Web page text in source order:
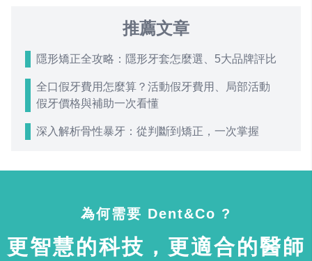
推薦文章
隱形矯正全攻略：隱形牙套怎麼選、5大品牌評比
全口假牙費用怎麼算？活動假牙費用、局部活動
假牙價格與補助一次看懂
深入解析骨性暴牙：從判斷到矯正，一次掌握
為何需要 Dent&Co ?
更智慧的科技，更適合的醫師